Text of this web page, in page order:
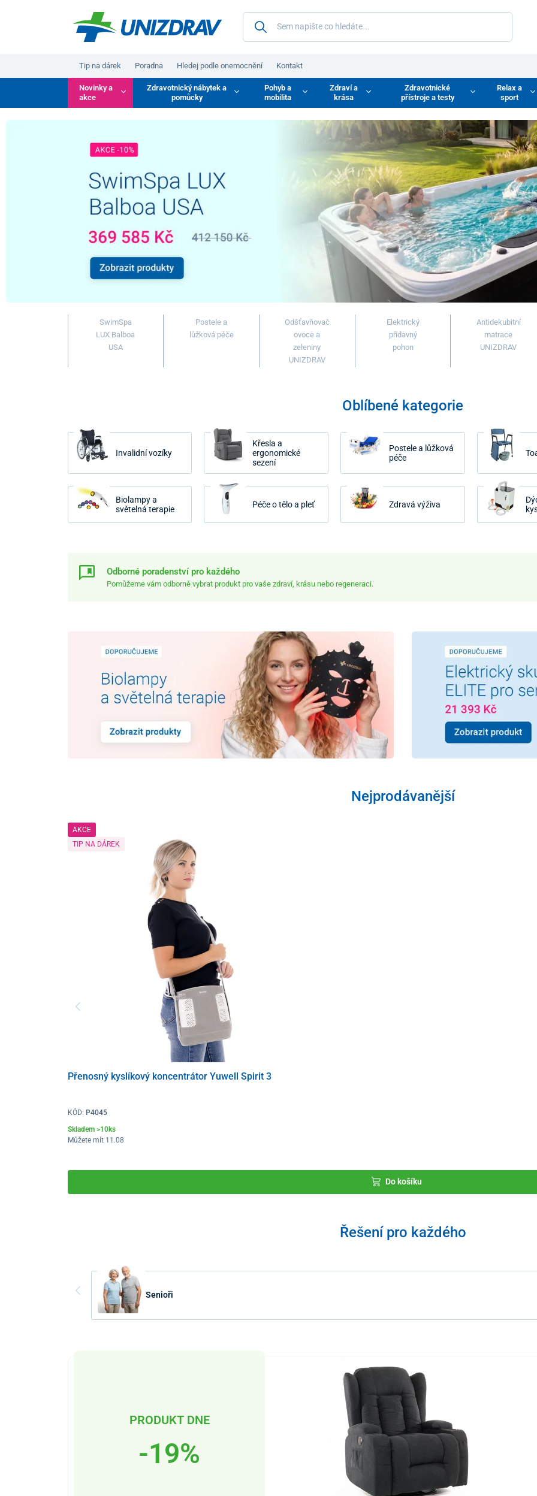
Tip na dárek Poradna Hledej podle onemocnění Kontakt
Novinky a
akce
Zdravotnický nábytek a
pomůcky
Pohyb a
mobilita
Zdraví a
krása
Zdravotnické
přístroje a testy
Relax a
sport
SwimSpa
LUX Balboa
USA
Postele a
lůžková péče
Odšťavňovač
ovoce a
zeleniny
UNIZDRAV
Elektrický
přídavný
pohon
Antidekubitní
matrace
UNIZDRAV
Oblíbené kategorie
Invalidní vozíky
Křesla a
ergonomické
sezení
Postele a lůžková
péče
Biolampy a
světelná terapie
Péče o tělo a pleť Zdravá výživa
Odborné poradenství pro každého
Pomůžeme vám odborně vybrat produkt pro vaše zdraví, krásu nebo regeneraci.
Nejprodávanější
AKCE
TIP NA DÁREK
Přenosný kyslíkový koncentrátor Yuwell Spirit 3
KÓD: P4045
Skladem >10ks
Můžete mít 11.08
Do košíku
Řešení pro každého
Senioři
PRODUKT DNE
-19%